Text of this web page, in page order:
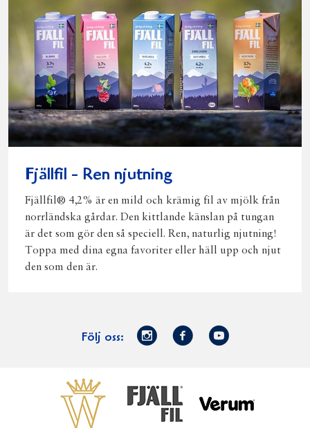
Fjällfil - Ren njutning
Fjällfil® 4,2% är en mild och krämig fil av mjölk från
norrländska gårdar. Den kittlande känslan på tungan
är det som gör den så speciell. Ren, naturlig njutning!
Toppa med dina egna favoriter eller häll upp och njut
den som den är.
Följ oss:
Norrmejerier
Facebook
Youtube
Gör gott för Norrländska
VästerbottensostFjällfil